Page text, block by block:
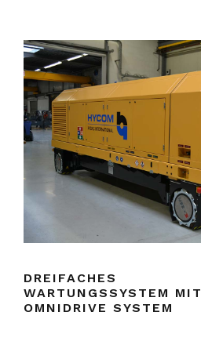
DREIFACHES
WARTUNGSSYSTEM MIT
OMNIDRIVE SYSTEM